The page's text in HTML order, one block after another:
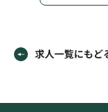
求人一覧にもど